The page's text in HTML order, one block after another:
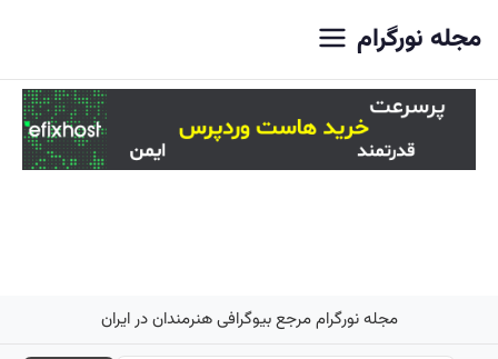
مجله نورگرام
مجله نورگرام مرجع بیوگرافی هنرمندان در ایران